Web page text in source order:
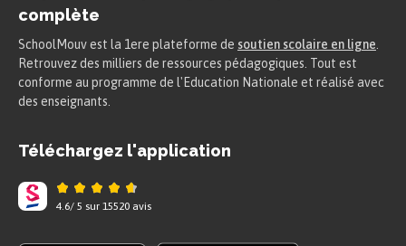
complète
SchoolMouv est la 1ere plateforme de soutien scolaire en ligne
Retrouvez des milliers de ressources pédagogiques. Tout est
conforme au programme de l'Education Nationale et réalisé avec
des enseignants.
Téléchargez l'application
4.6/ 5 sur 15520 avis